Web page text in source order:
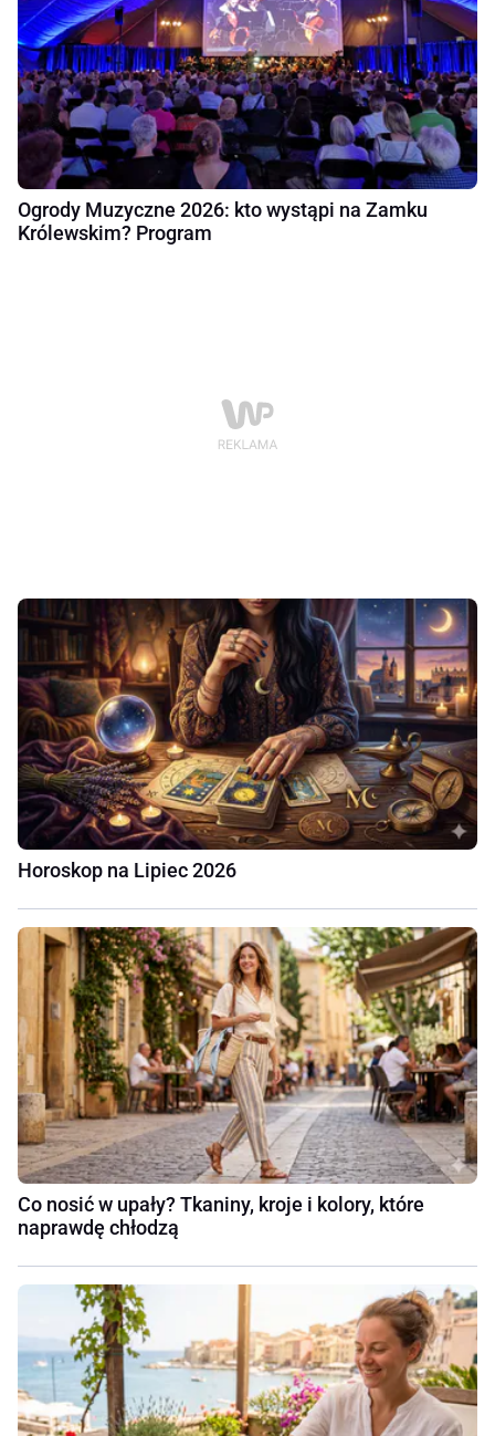
Ogrody Muzyczne 2026: kto wystąpi na Zamku
Królewskim? Program
Horoskop na Lipiec 2026
Co nosić w upały? Tkaniny, kroje i kolory, które
naprawdę chłodzą